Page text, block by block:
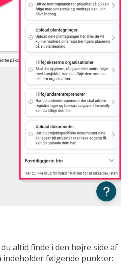
altid finde i den højre side af
følgende punkter: